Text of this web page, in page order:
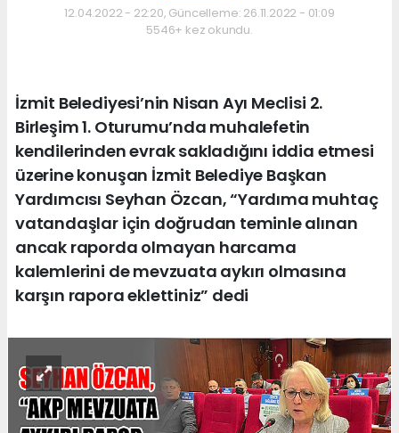
12.04.2022 - 22:20, Güncelleme: 26.11.2022 - 01:09
5546+ kez okundu.
İzmit Belediyesi’nin Nisan Ayı Meclisi 2.
Birleşim 1. Oturumu’nda muhalefetin
kendilerinden evrak sakladığını iddia etmesi
üzerine konuşan İzmit Belediye Başkan
Yardımcısı Seyhan Özcan, “Yardıma muhtaç
vatandaşlar için doğrudan teminle alınan
ancak raporda olmayan harcama
kalemlerini de mevzuata aykırı olmasına
karşın rapora eklettiniz” dedi